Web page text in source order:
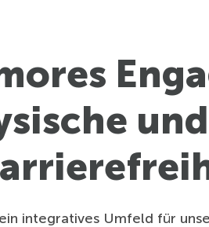
integratives Umfeld für